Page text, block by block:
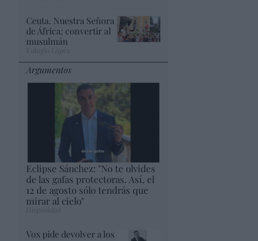
Ceuta. Nuestra Señora
de África: convertir al
musulmán
Argumentos
Eclipse Sánchez: "No te olvides
de las gafas protectoras. Así, el
12 de agosto sólo tendrás que
mirar al cielo"
Vox pide devolver a los